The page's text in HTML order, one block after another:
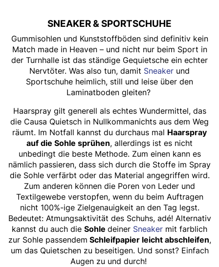
SNEAKER & SPORTSCHUHE
Gummisohlen und Kunststoffböden sind definitiv kein
Match made in Heaven – und nicht nur beim Sport in
der Turnhalle ist das ständige Gequietsche ein echter
Nervtöter. Was also tun, damit Sneaker und
Sportschuhe heimlich, still und leise über den
Laminatboden gleiten?
Haarspray gilt generell als echtes Wundermittel, das
die Causa Quietsch in Nullkommanichts aus dem Weg
räumt. Im Notfall kannst du durchaus mal Haarspray
auf die Sohle sprühen, allerdings ist es nicht
unbedingt die beste Methode. Zum einen kann es
nämlich passieren, dass sich durch die Stoffe im Spray
die Sohle verfärbt oder das Material angegriffen wird.
Zum anderen können die Poren von Leder und
Textilgewebe verstopfen, wenn du beim Auftragen
nicht 100%-ige Zielgenauigkeit an den Tag legst.
Bedeutet: Atmungsaktivität des Schuhs, adé! Alternativ
kannst du auch die Sohle deiner Sneaker mit farblich
zur Sohle passendem Schleifpapier leicht abschleifen,
um das Quietschen zu beseitigen. Und sonst? Einfach
Augen zu und durch!